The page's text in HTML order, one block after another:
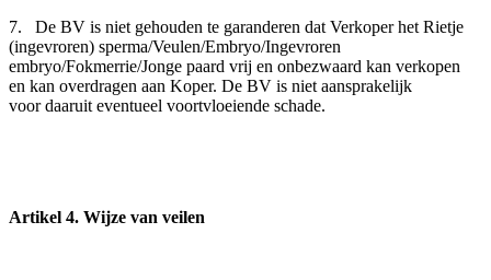
7. De BV is niet gehouden te garanderen dat Verkoper het Rietje
(ingevroren) sperma/Veulen/Embryo/Ingevroren
embryo/Fokmerrie/Jonge paard vrij en onbezwaard kan verkopen
en kan overdragen aan Koper. De BV is niet aansprakelijk
voor daaruit eventueel voortvloeiende schade.
Artikel 4. Wijze van veilen